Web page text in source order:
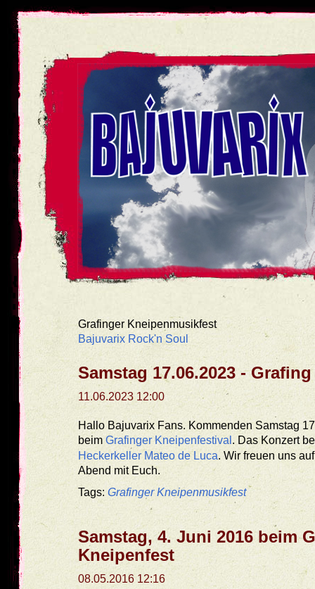
Grafinger Kneipenmusikfest
Bajuvarix Rock'n Soul
Samstag 17.06.2023 -
11.06.2023 12:00
Hallo Bajuvarix Fans. Kommenden Samstag
beim Grafinger Kneipenfestival. Das Konzert
Heckerkeller Mateo de Luca. Wir freuen uns
Abend mit Euch.
Tags: Grafinger Kneipenmusikfest
Samstag, 4. Juni 2016 beim
Kneipenfest
08.05.2016 12:16